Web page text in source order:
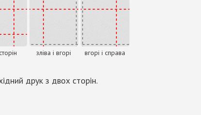
зліва і вгорі вгорі і справа
друк з двох сторін.